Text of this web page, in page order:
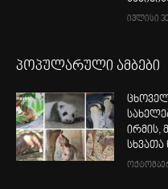
ივლისი
პოპულარული ამბები
ირმის,
სხვათა